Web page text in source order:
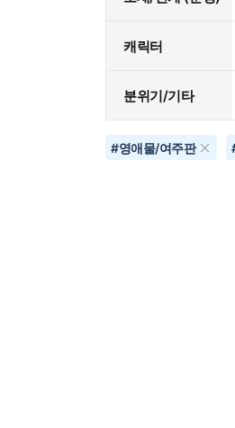
캐릭터
분위기/기타
#영애물/여주판